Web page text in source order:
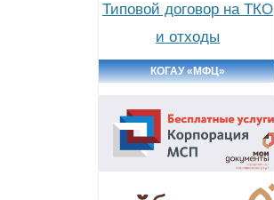
Типовой договор на ТКО
и отходы
КОГАУ «МФЦ»